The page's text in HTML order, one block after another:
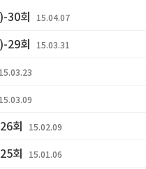
30회 15.04.07
29회 15.03.31
15.03.23
15.03.09
회 15.02.09
회 15.01.06